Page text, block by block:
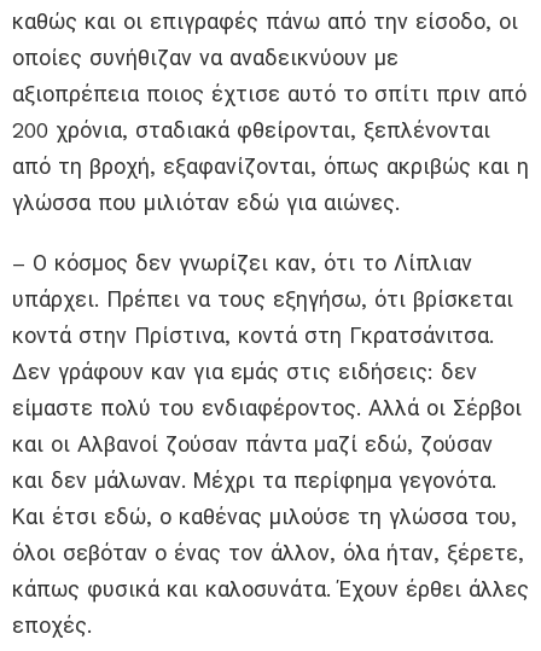
καθώς και οι επιγραφές πάνω από την είσοδο, οι
οποίες συνήθιζαν να αναδεικνύουν με
αξιοπρέπεια ποιος έχτισε αυτό το σπίτι πριν από
200 χρόνια, σταδιακά φθείρονται, ξεπλένονται
από τη βροχή, εξαφανίζονται, όπως ακριβώς και η
γλώσσα που μιλιόταν εδώ για αιώνες.
– Ο κόσμος δεν γνωρίζει καν, ότι το Λίπλιαν
υπάρχει. Πρέπει να τους εξηγήσω, ότι βρίσκεται
κοντά στην Πρίστινα, κοντά στη Γκρατσάνιτσα.
Δεν γράφουν καν για εμάς στις ειδήσεις: δεν
είμαστε πολύ του ενδιαφέροντος. Αλλά οι Σέρβοι
και οι Αλβανοί ζούσαν πάντα μαζί εδώ, ζούσαν
και δεν μάλωναν. Μέχρι τα περίφημα γεγονότα.
Και έτσι εδώ, ο καθένας μιλούσε τη γλώσσα του,
όλοι σεβόταν ο ένας τον άλλον, όλα ήταν, ξέρετε,
κάπως φυσικά και καλοσυνάτα. Έχουν έρθει άλλες
εποχές.